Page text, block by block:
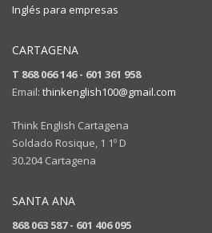
Inglés para empresas
CARTAGENA
T 868 066 146 - 601 361 958
Email: thinkenglish100@gmail.com
Think English Cartagena
Soldado Rosique, 1 1º D
30.204 Cartagena
SANTA ANA
868 063 587 - 601 406 095